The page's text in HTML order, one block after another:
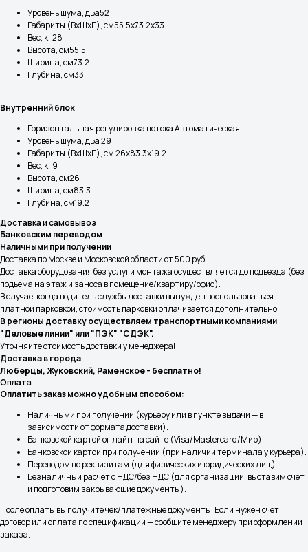
Уровень шума, дБа52
Габариты (ВхШхГ), см55.5x73.2x33
Вес, кг28
Высота, см55.5
Ширина, см73.2
Глубина, см33
Внутренний блок
Горизонтальная регулировка потока Автоматическая
Уровень шума, дБа 29
Габариты (ВхШхГ), см 26x83.3x19.2
Вес, кг9
Высота, см26
Ширина, см83.3
Глубина, см19.2
Доставка и самовывоз
Банковским переводом
Наличными при получении
Доставка по Москве и Московской области от 500 руб.
Доставка оборудования без услуги монтажа осуществляется до подъезда (без
подъема на этаж и заноса в помещение/квартиру/офис).
В случае, когда водитель службы доставки вынужден воспользоваться
платной парковкой, стоимость парковки оплачивается дополнительно.
В регионы доставку осуществляем транспортными компаниями
"Деловые линии" или "ПЭК" "СДЭК".
Уточняйте стоимость доставки у менеджера!
Доставка в города
Люберцы, Жуковский, Раменское - бесплатно!
Оплата
Оплатить заказ можно удобным способом:
Наличными при получении (курьеру или в пункте выдачи — в
зависимости от формата доставки).
Банковской картой онлайн на сайте (Visa/Mastercard/Мир).
Банковской картой при получении (при наличии терминала у курьера).
Переводом по реквизитам (для физических и юридических лиц).
Безналичный расчёт с НДС/без НДС (для организаций; выставим счёт
и подготовим закрывающие документы).
После оплаты вы получите чек/платёжные документы. Если нужен счёт,
договор или оплата по спецификации — сообщите менеджеру при оформлении
заказа.
ИНН: 5040179113
КПП: 504001001
ОГРН:1225000058007
Реквизиты
Инверторные Сплит-Системы
Тепловые насосы